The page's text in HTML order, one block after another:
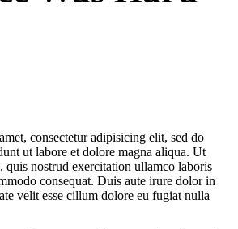
consectetur adipisicing elit, sed do
ut labore et dolore magna aliqua. Ut
quis nostrud exercitation ullamco laboris
consequat. Duis aute irure dolor in
velit esse cillum dolore eu fugiat nulla